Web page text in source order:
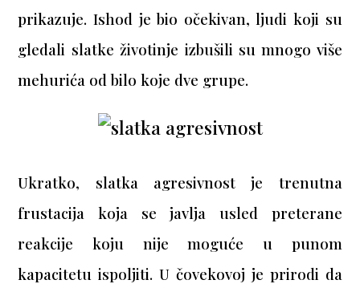
prikazuje. Ishod je bio očekivan, ljudi koji su
gledali slatke životinje izbušili su mnogo više
mehurića od bilo koje dve grupe.
Ukratko, slatka agresivnost je trenutna
frustacija koja se javlja usled preterane
reakcije koju nije moguće u punom
kapacitetu ispoljiti. U čovekovoj je prirodi da